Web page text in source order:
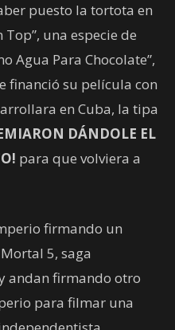
puesto la tortota en
una especie de
Agua Para Chocolate”,
financió su película con
en Cuba, la tipa
DÁNDOLE EL
para que volviera a
firmando un
5, saga
andan firmando otro
para filmar una